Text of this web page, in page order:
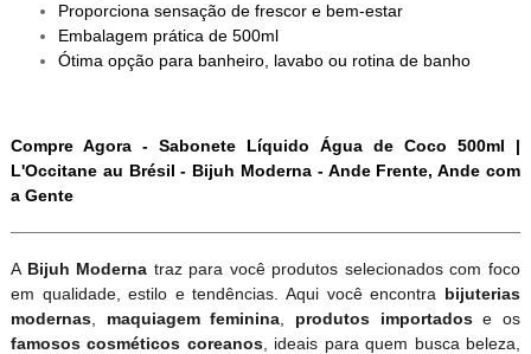
Proporciona sensação de frescor e bem-estar
Embalagem prática de 500ml
Ótima opção para banheiro, lavabo ou rotina de banho
Compre Agora - Sabonete Líquido Água de Coco 500ml |
L'Occitane au Brésil - Bijuh Moderna - Ande Frente, Ande com
a Gente
A Bijuh Moderna traz para você produtos selecionados com foco
em qualidade, estilo e tendências. Aqui você encontra bijuterias
modernas, maquiagem feminina produtos importadose os
famosos cosméticos coreanos, ideais para quem busca beleza,